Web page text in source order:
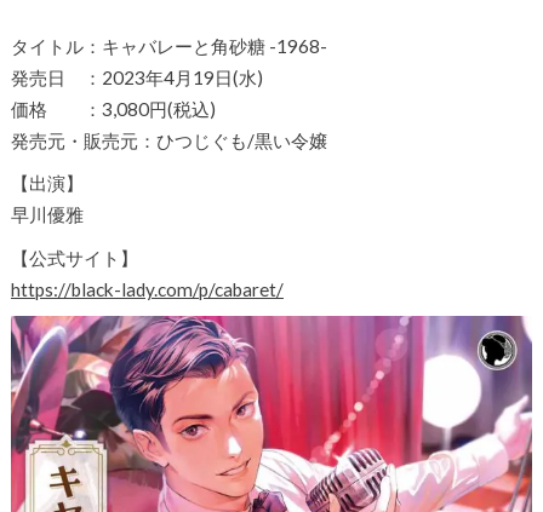
タイトル：キャバレーと角砂糖 -1968-
発売日 ：2023年4月19日(水)
価格 ：3,080円(税込)
発売元・販売元：ひつじぐも/黒い令嬢
【出演】
早川優雅
【公式サイト】
https://black-lady.com/p/cabaret/